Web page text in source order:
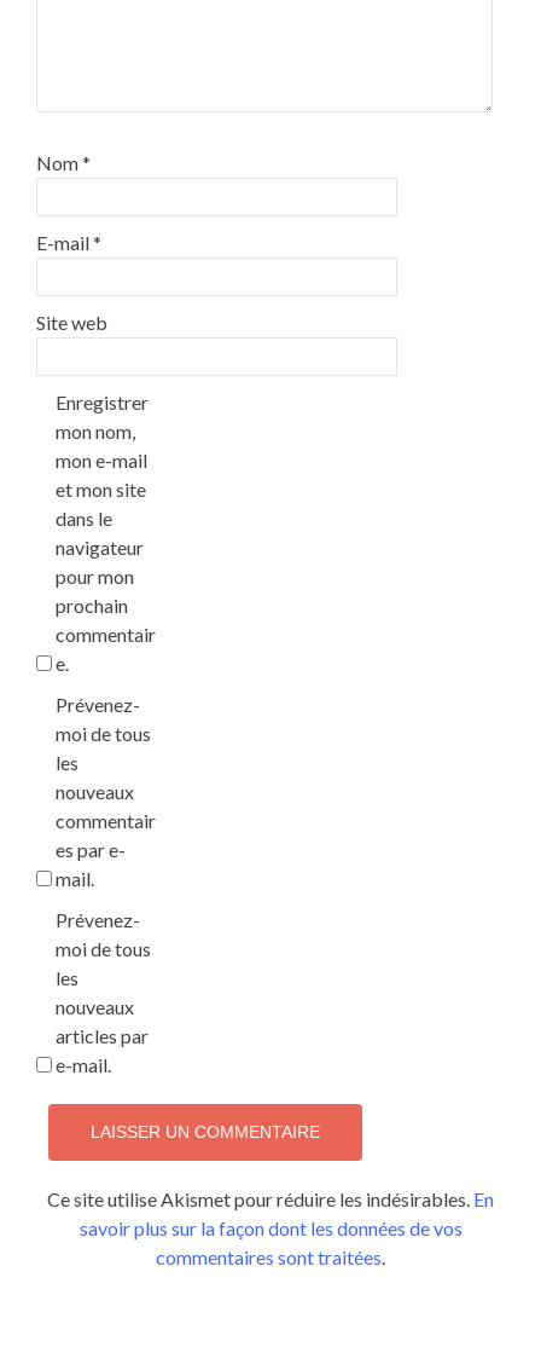
Nom*
E-mail*
Site web
Enregistrer
mon nom,
mon e-mail
et mon site
dans le
navigateur
pour mon
prochain
commentair
e.
Prévenez-
moi de tous
les
nouveaux
commentair
es par e-
mail.
Prévenez-
moi de tous
les
nouveaux
articles par
e-mail.
Ce site utilise Akismet pour réduire les indésirables. En
savoir plus sur la façon dont les données de vos
commentaires sont traitées.